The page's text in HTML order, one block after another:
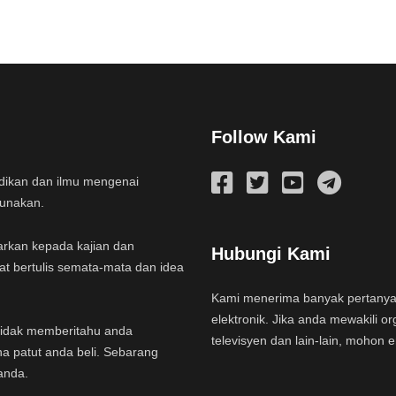
dan ilmu mengenai
kepada kajian dan
bertulis semata-mata dan idea
memberitahu anda
patut anda beli. Sebarang
Follow Kami
Hubungi Kami
Kami menerima banyak
elektronik. Jika anda mewakili
televisyen dan lain-lain, mohon